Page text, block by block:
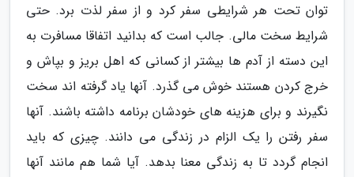
توان تحت هر شرایطی سفر کرد و از سفر لذت برد. حتی
شرایط سخت مالی. جالب است که بدانید اتفاقا مسافرت به
این دسته از آدم ها بیشتر از کسانی که اهل بریز و بپاش و
خرج کردن هستند خوش می گذرد. آنها یاد گرفته اند سخت
نگیرند و برای هزینه های خودشان برنامه داشته باشند. آنها
سفر رفتن را یک الزام در زندگی می دانند. چیزی که باید
انجام گردد تا به زندگی معنا بدهد. آیا شما هم مانند آنها